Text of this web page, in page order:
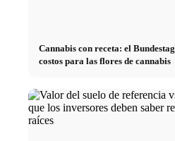
Cannabis con receta: el
costos para las flores de cannabis